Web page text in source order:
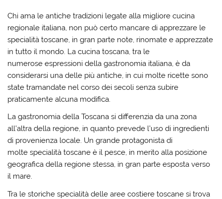
Chi ama le antiche tradizioni legate alla migliore cucina
regionale italiana, non può certo mancare di apprezzare le
specialità toscane, in gran parte note, rinomate e apprezzate
in tutto il mondo. La cucina toscana, tra le
numerose espressioni della gastronomia italiana, è da
considerarsi una delle più antiche, in cui molte ricette sono
state tramandate nel corso dei secoli senza subire
praticamente alcuna modifica.
La gastronomia della Toscana si differenzia da una zona
all’altra della regione, in quanto prevede l’uso di ingredienti
di provenienza locale. Un grande protagonista di
molte specialità toscane è il pesce, in merito alla posizione
geografica della regione stessa, in gran parte esposta verso
il mare.
Tra le storiche specialità delle aree costiere toscane si trova